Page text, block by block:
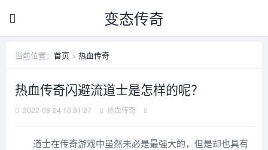
变态传奇
当前位置： 首页 > 热血传奇
热血传奇闪避流道士是怎样的呢？
2022-08-24 10:31:27 热血传奇
道士在传奇游戏中虽然未必是最强大的，但是却也具有